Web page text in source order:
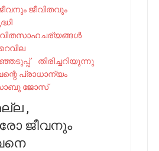
ജീവിതവും
തിരിച്ചറിയുന്നു
പ്രാധാന്യം
ജോസ്
,
ജീവനും